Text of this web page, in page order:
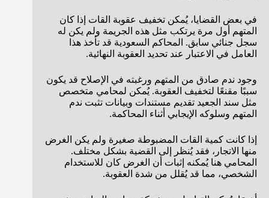
في بعض القضايا، يُمكن تخفيف عقوبة القات إذا كان
المتهم أول مرة يرتكب مثل هذه الجريمة ولم يكن له
سجل جنائي سابق. المحاكم السعودية قد تأخذ هذا
العامل في الاعتبار عند تحديد العقوبة النهائية.
وجود ندم صادق من المتهم ورغبته في الإصلاح قد يكون
سببًا مقنعًا لتخفيف العقوبة. يُمكن لمحامي متخصص
مثل سند الجعيد تقديم مستندات وبيانات تثبت ندم
المتهم وسلوكه الإيجابي أثناء المحاكمة.
إذا كانت كمية القات المضبوطة صغيرة ولم يكن الغرض
منها الاتجار، فقد يُنظر إلى القضية بشكل مختلف.
المحامي هنا يُمكنه إثبات أن الغرض كان للاستخدام
الشخصي، مما قد يُقلل من شدة العقوبة.